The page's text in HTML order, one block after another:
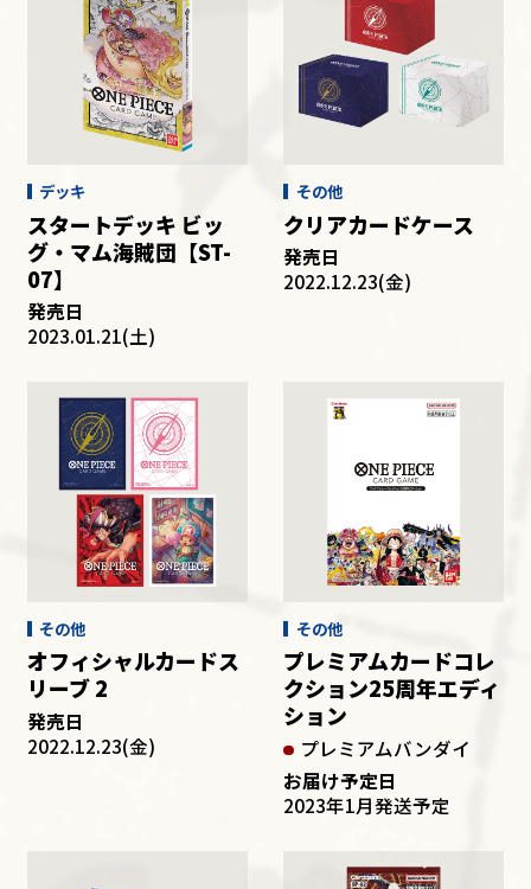
ブースター
デッキ
デッキ
スタートデッキ ビッ
グ・マム海賊団【ST-
07】
発売日
2023.01.21(土)
その他
クリアカードケース
発売日
2022.12.23(金)
その他
オフィシャルカードス
リーブ 2
発売日
2022.12.23(金)
その他
プレミアムバンダイ
プレミアムカードコレ
クション25周年エディ
ション
お届け予定日
2023年1月発送予定